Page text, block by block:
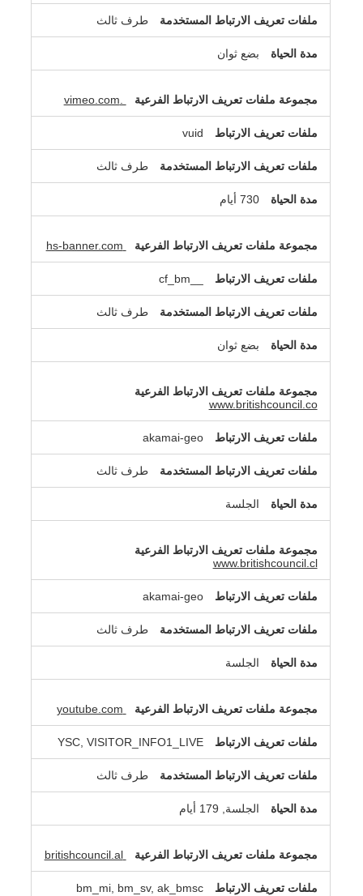
طرف ثالث
بضع ثوان
vuid
طرف ثالث
730 أيام
طرف ثالث
بضع ثوان
www.britishcouncil.co
akamai-geo
طرف ثالث
الجلسة
www.britishcouncil.cl
akamai-geo
طرف ثالث
الجلسة
YSC, VISITOR_INFO1_LIVE
طرف ثالث
الجلسة, 179 أيام
britishcouncil.al
bm_mi, bm_sv, ak_bmsc